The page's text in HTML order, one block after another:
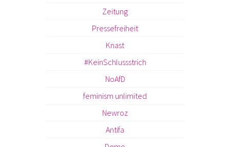
Zeitung
Pressefreiheit
Knast
#KeinSchlussstrich
NoAfD
feminism unlimited
Newroz
Antifa